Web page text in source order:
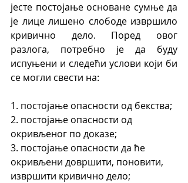
јесте постојање основане сумње да
је лице лишено слободе извршило
кривично дело. Поред овог
разлога, потребно је да буду
испуњени и следећи услови који би
се могли свести на:
1. постојање опасности од бекства;
2. постојање опасности од
окривљеног по доказе;
3. постојање опасности да ће
окривљени довршити, поновити,
извршити кривично дело;